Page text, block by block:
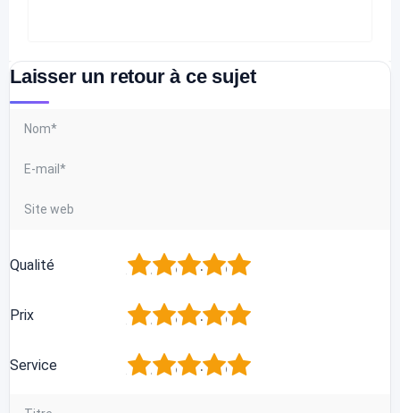
Laisser un retour à ce sujet
Qualité 5
4
3
2
Prix 5
4
3
2
Service 5
4
3
2